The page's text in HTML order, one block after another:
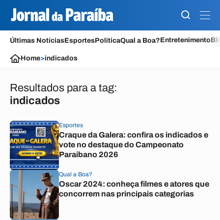
Últimas NotíciasEsportesPolíticaQual a Boa?Entretenimento
Home>indicados
Resultados para a tag:
indicados
Esportes
Craque da Galera: confira os indicados e
vote no destaque do Campeonato
Paraibano 2026
Qual a Boa?
Oscar 2024: conheça filmes e atores que
concorrem nas principais categorias